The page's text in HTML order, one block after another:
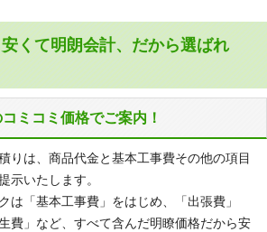
くて明朗会計、だから選ばれ
ミコミ価格でご案内！
りは、商品代金と基本工事費その他の項目
示いたします。
は「基本工事費」をはじめ、「出張費」
費」など、すべて含んだ明瞭価格だから安